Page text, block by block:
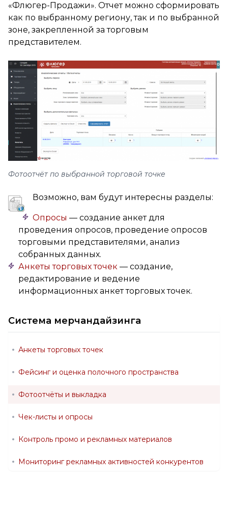
Система мерчандайзинга
Анкеты торговых точек
Фейсинг и оценка полочного пространства
Фотоотчёты и выкладка
Чек-листы и опросы
Контроль промо и рекламных материалов
Мониторинг рекламных активностей конкурентов
«Флюгер-Продажи». Отчет можно сформировать
как по выбранному региону, так и по выбранной
зоне, закрепленной за торговым
представителем.
Фотоотчёт по выбранной торговой точке
Возможно, вам будут интересны разделы:
Опросы — создание анкет для
проведения опросов, проведение опросов
торговыми представителями, анализ
собранных данных.
Анкеты торговых точек — создание,
редактирование и ведение
информационных анкет торговых точек.